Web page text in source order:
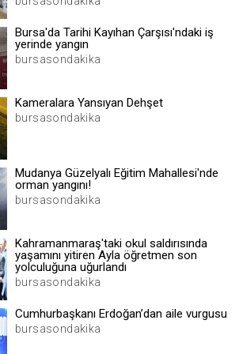
Site içeriği önerme
1 yıl
voteLike*
.web.tv
1 ay
.web.tv
İsimsiz ziyaretçi için site içeriği
beğenmeme
Bursa'da Tarihi Kayıhan Çarşısı'ndaki iş
yerinde yangın
bursasondakika
Kameralara Yansıyan Dehşet
bursasondakika
Mudanya Güzelyalı Eğitim Mahallesi'nde
orman yangını!
bursasondakika
Kahramanmaraş'taki okul saldırısında
yaşamını yitiren Ayla öğretmen son
yolculuğuna uğurlandı
bursasondakika
Cumhurbaşkanı Erdoğan’dan aile vurgusu
bursasondakika